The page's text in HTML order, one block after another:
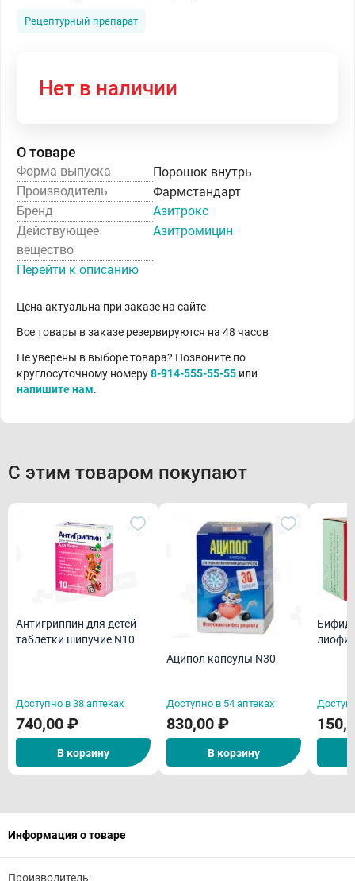
Рецептурный препарат
Нет в наличии
О товаре
Форма выпуска
Порошок внутрь
Производитель
Фармстандарт
Бренд
Азитрокс
Действующее
вещество
Азитромицин
Перейти к описанию
Цена актуальна при заказе на сайте
Все товары в заказе резервируются на 48 часов
Не уверены в выборе товара? Позвоните по
круглосуточному номеру8-914-555-55-55 или
напишите нам.
С этим товаром покупают
Антигриппин для детей
таблетки шипучие N10
Доступно в 38 аптеках
740,00 ₽
В корзину
Аципол капсулы N30
Доступно в 54 аптеках
830,00 ₽
В корзину
Информация о товаре
Производитель: